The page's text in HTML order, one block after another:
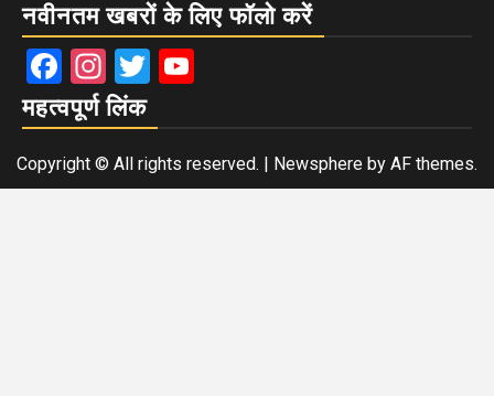
नवीनतम खबरों के लिए फॉलो करें
Facebook
Instagram
Twitter
महत्वपूर्ण लिंक
Copyright © All rights reserved. Newsphere by AF themes.